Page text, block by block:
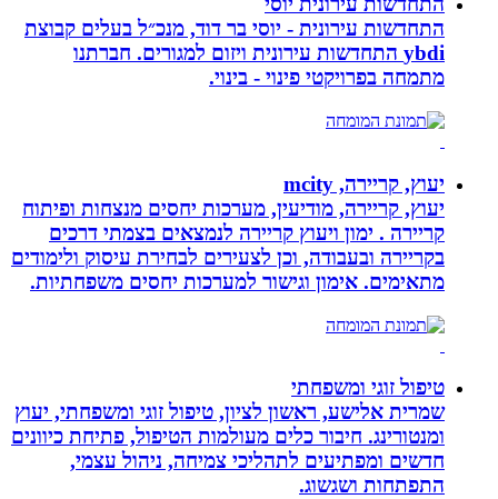
התחדשות עירונית - יוסי בר דוד, מנכ״ל בעלים קבוצת
ybdi התחדשות עירונית ויזום למגורים. חברתנו
מתמחה בפרויקטי פינוי - בינוי.
יעוץ, קריירה, mcity
יעוץ, קריירה, מודיעין, מערכות יחסים מנצחות ופיתוח
קריירה . ימון ויעוץ קריירה לנמצאים בצמתי דרכים
בקריירה ובעבודה, וכן לצעירים לבחירת עיסוק ולימודים
מתאימים. אימון וגישור למערכות יחסים משפחתיות.
טיפול זוגי ומשפחתי
שמרית אלישע, ראשון לציון, טיפול זוגי ומשפחתי, יעוץ
ומנטורינג. חיבור כלים מעולמות הטיפול, פתיחת כיוונים
חדשים ומפתיעים לתהליכי צמיחה, ניהול עצמי,
התפתחות ושגשוג.